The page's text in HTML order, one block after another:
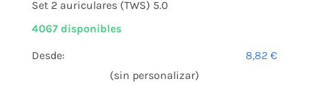
Set 2 auriculares (TWS) 5.0
4067 disponibles
Desde: 8,82€
(sin personalizar)